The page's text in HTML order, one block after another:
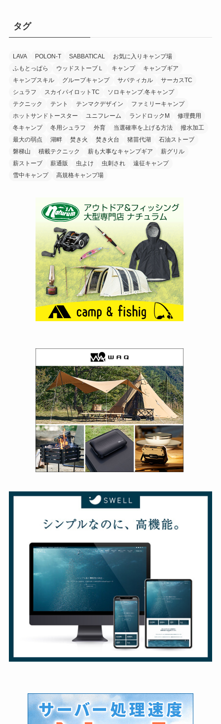
タグ
LAVA POLON-T SABBATICAL
お気に入りキャンプ場
ふもとっぱら
ウッドストーブＬ キャンプ
キャンプギア
キャンプスキル
グループキャンプ サバティカル
サーカスTC
シュラフ
スカイパイロットTC
ソロキャンプ.冬キャンプ
テクニック
テント テンマクデザイン
ファミリーキャンプ
ホットサンドトースター
ユニフレーム ランドロックM
修理費用
冬キャンプ
冬用シュラフ 外育 当選確率を上げる方法
撥水加工
最大の弱点
湖畔 焚き火 焚き火台 猪苗代湖
石油ストーブ
磐梯山
積載テクニック 薪も大事なキャンプギア
薪グリル
薪ストーブ
薪通販 虫よけ 虫刺され
遠征キャンプ
雪中キャンプ
高規格キャンプ場